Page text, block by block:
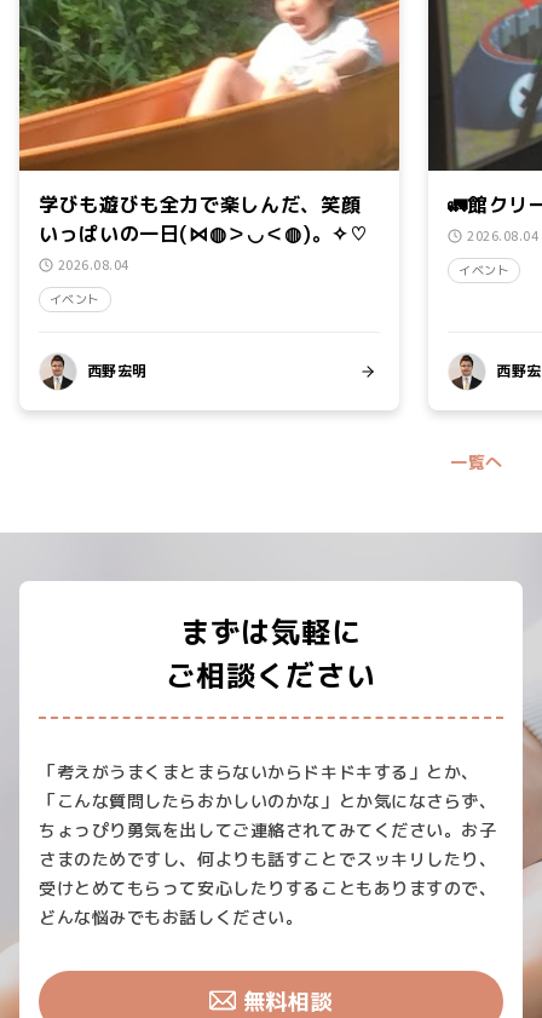
学びも遊びも全力で楽しんだ、笑顔
いっぱいの一日(⋈◍＞◡＜◍)。✧♡
2026.08.04
イベント
西野宏明
🚛館クリ
2026.08.04
イベント
西野
一覧へ
まずは気軽に
ご相談ください
「考えがうまくまとまらないからドキドキする」とか、
「こんな質問したらおかしいのかな」とか気になさらず、
ちょっぴり勇気を出してご連絡されてみてください。お子
さまのためですし、何よりも話すことでスッキリしたり、
受けとめてもらって安心したりすることもありますので、
どんな悩みでもお話しください。
無料相談